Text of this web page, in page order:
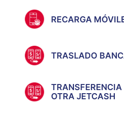
RECARGA
TRASLADO
OTRA JETCASH